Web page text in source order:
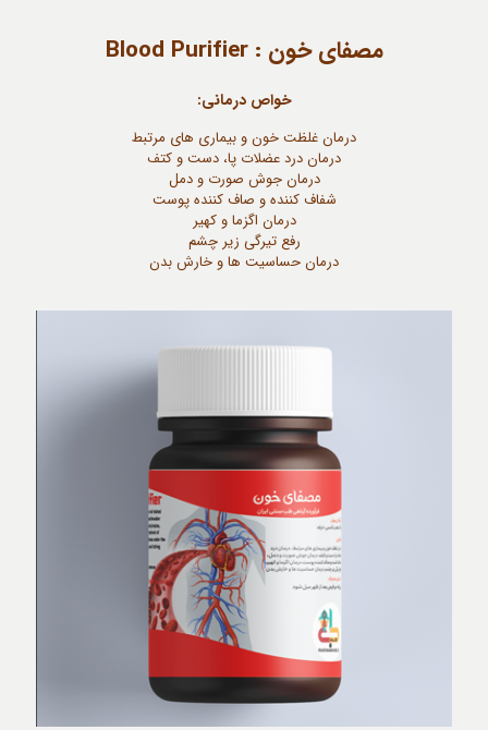
مصفای خون : Blood Purifier
خواص درمانی:
درمان غلظت خون و بیماری های مرتبط
درمان درد عضلات پا، دست و کتف
درمان جوش صورت و دمل
شفاف کننده و صاف کننده پوست
درمان اگزما و کهیر
رفع تیرگی زیر چشم
درمان حساسیت ها و خارش بدن